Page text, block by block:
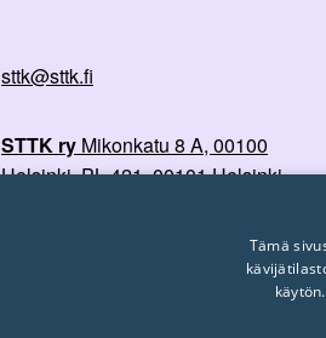
sttk@sttk.fi
STTK ry Mikonkatu 8 A, 00100
Helsinki, PL 421, 00101 Helsinki
Tämä